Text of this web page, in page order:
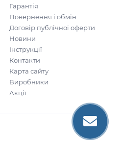
Гарантія
Повернення і обмін
Договір публічної оферти
Новини
Інструкції
Контакти
Карта сайту
Виробники
Акції